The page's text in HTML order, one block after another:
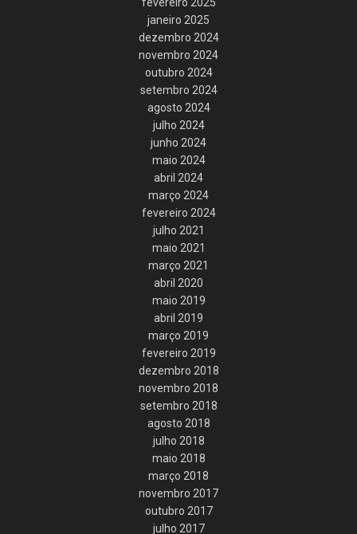
janeiro 2025
dezembro 2024
novembro 2024
outubro 2024
setembro 2024
agosto 2024
julho 2024
junho 2024
maio 2024
abril 2024
março 2024
fevereiro 2024
julho 2021
maio 2021
março 2021
abril 2020
maio 2019
abril 2019
março 2019
fevereiro 2019
dezembro 2018
novembro 2018
setembro 2018
agosto 2018
julho 2018
maio 2018
março 2018
novembro 2017
outubro 2017
julho 2017